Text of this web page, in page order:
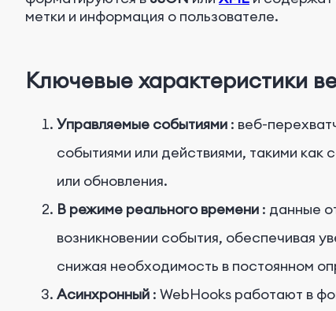
метки и информация о пользователе.
Ключевые характеристики
Управляемые событиями : веб-
событиями или действиями, такими как
или обновления.
В режиме реального времени : данные
возникновении события, обеспечивая
снижая необходимость в постоянном
Асинхронный : WebHooks работают в